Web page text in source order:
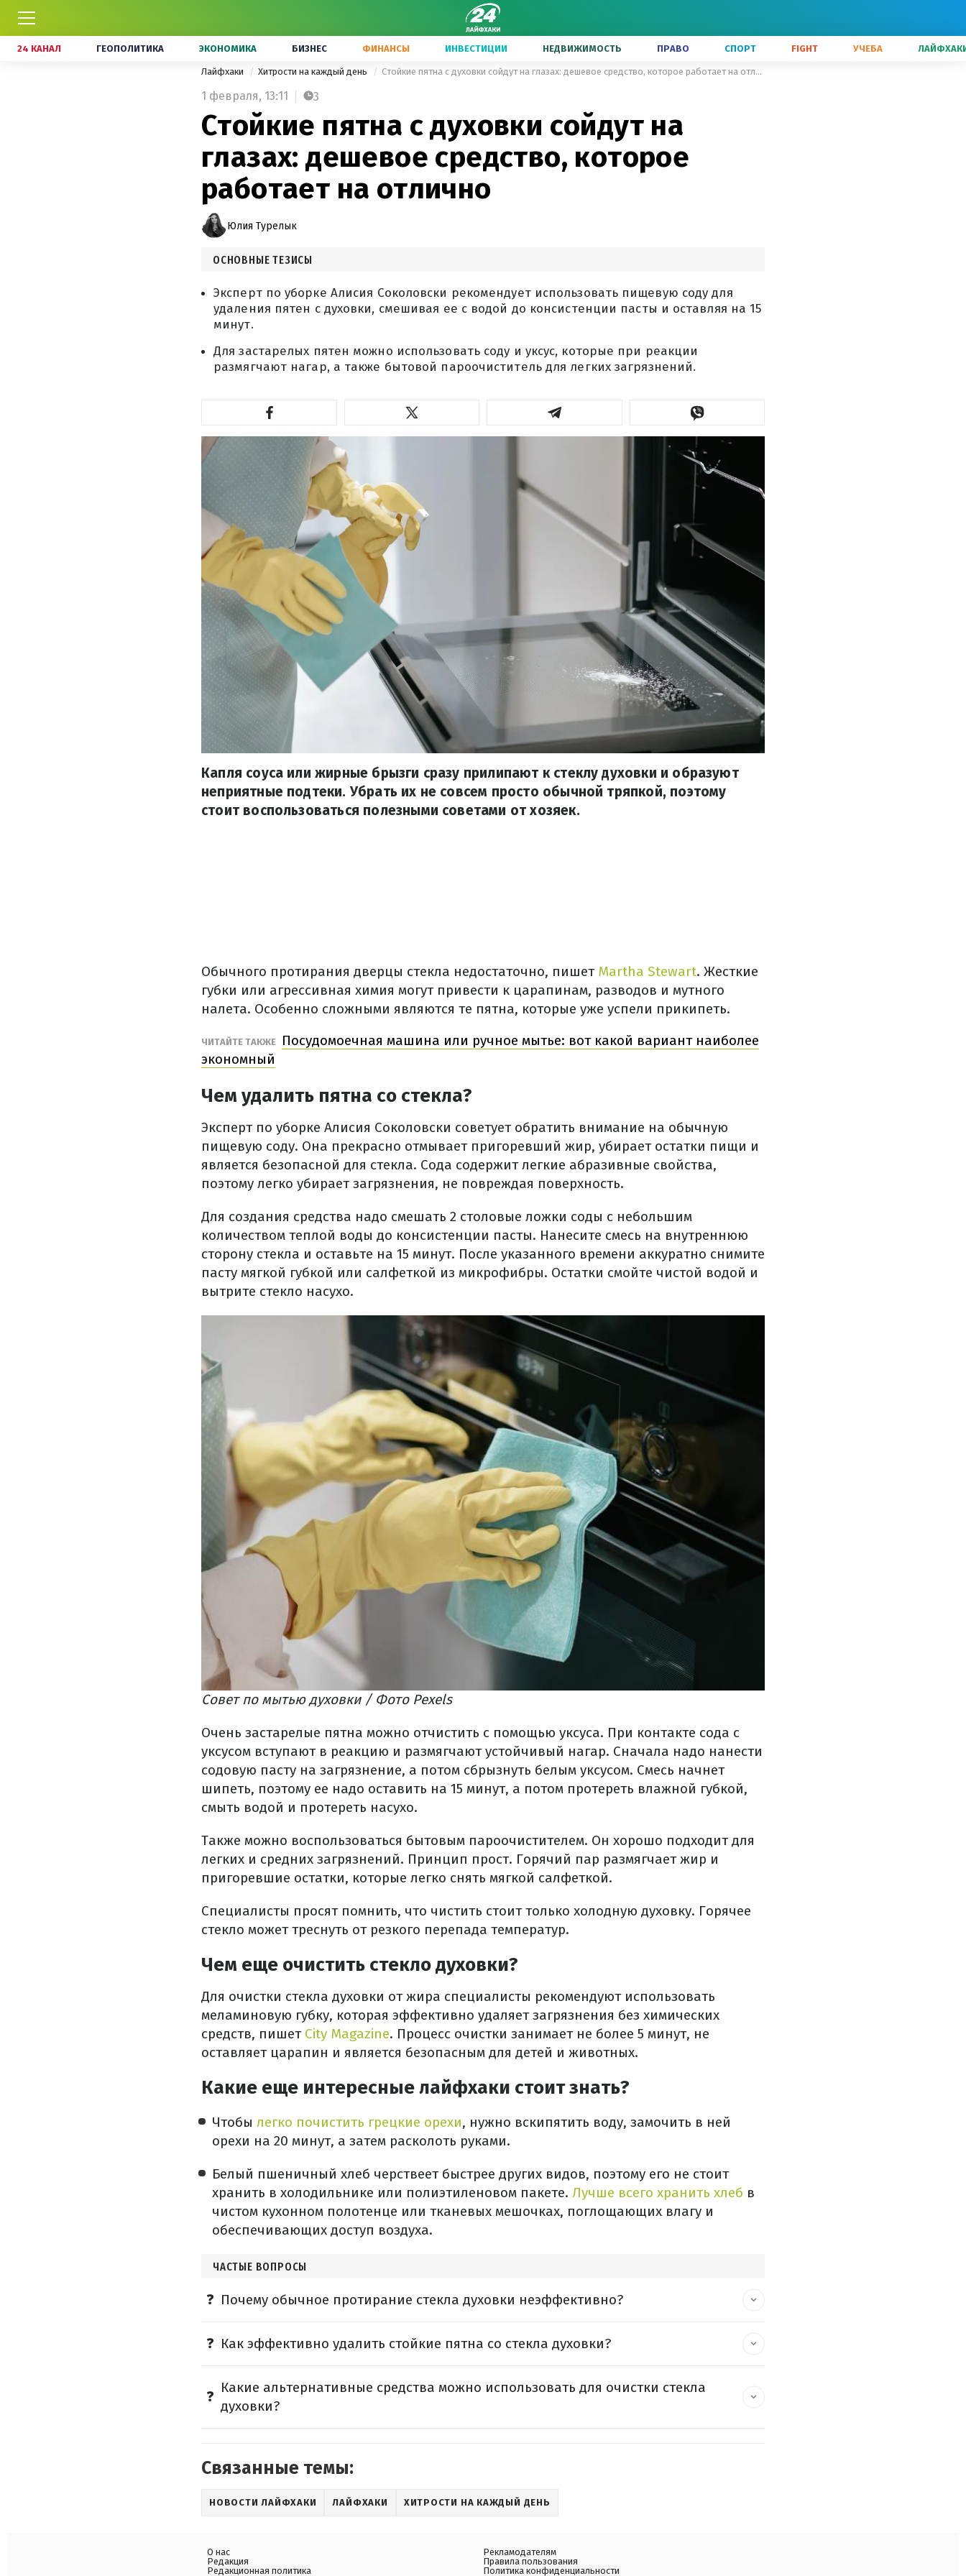
24 КАНАЛ ГЕОПОЛИТИКА ЭКОНОМИКА БИЗНЕС ФИНАНСЫ ИНВЕСТИЦИИ НЕДВИЖИМОСТЬ ПРАВО СПОРТ FIGHT УЧЕБА
Лайфхаки Хитрости на каждый день Стойкие пятна с духовки сойдут на глазах: дешевое средство, которое работает на отлично
1 февраля, 13:11 3
Стойкие пятна с духовки сойдут на
глазах: дешевое средство, которое
работает на отлично
Юлия Турелык
ОСНОВНЫЕ ТЕЗИСЫ
Эксперт по уборке Алисия Соколовски рекомендует использовать пищевую соду для
удаления пятен с духовки, смешивая ее с водой до консистенции пасты и оставляя на 15
минут.
Для застарелых пятен можно использовать соду и уксус, которые при реакции
размягчают нагар, а также бытовой пароочиститель для легких загрязнений.
Капля соуса или жирные брызги сразу прилипают к стеклу духовки и образуют
неприятные подтеки. Убрать их не совсем просто обычной тряпкой, поэтому
стоит воспользоваться полезными советами от хозяек.
Обычного протирания дверцы стекла недостаточно, пишет Martha Stewart. Жесткие
губки или агрессивная химия могут привести к царапинам, разводов и мутного
налета. Особенно сложными являются те пятна, которые уже успели прикипеть.
ЧИТАЙТЕ ТАКЖЕ
Посудомоечная машина или ручное мытье: вот какой вариант наиболее
экономный
Чем удалить пятна со стекла?
Эксперт по уборке Алисия Соколовски советует обратить внимание на обычную
пищевую соду. Она прекрасно отмывает пригоревший жир, убирает остатки пищи и
является безопасной для стекла. Сода содержит легкие абразивные свойства,
поэтому легко убирает загрязнения, не повреждая поверхность.
Для создания средства надо смешать 2 столовые ложки соды с небольшим
количеством теплой воды до консистенции пасты. Нанесите смесь на внутреннюю
сторону стекла и оставьте на 15 минут. После указанного времени аккуратно снимите
пасту мягкой губкой или салфеткой из микрофибры. Остатки смойте чистой водой и
вытрите стекло насухо.
Совет по мытью духовки / Фото Pexels
Очень застарелые пятна можно отчистить с помощью уксуса. При контакте сода с
уксусом вступают в реакцию и размягчают устойчивый нагар. Сначала надо нанести
содовую пасту на загрязнение, а потом сбрызнуть белым уксусом. Смесь начнет
шипеть, поэтому ее надо оставить на 15 минут, а потом протереть влажной губкой,
смыть водой и протереть насухо.
Также можно воспользоваться бытовым пароочистителем. Он хорошо подходит для
легких и средних загрязнений. Принцип прост. Горячий пар размягчает жир и
пригоревшие остатки, которые легко снять мягкой салфеткой.
Специалисты просят помнить, что чистить стоит только холодную духовку. Горячее
стекло может треснуть от резкого перепада температур.
Чем еще очистить стекло духовки?
Для очистки стекла духовки от жира специалисты рекомендуют использовать
меламиновую губку, которая эффективно удаляет загрязнения без химических
средств, пишет City Magazine. Процесс очистки занимает не более 5 минут, не
оставляет царапин и является безопасным для детей и животных.
Какие еще интересные лайфхаки стоит знать?
Чтобы легко почистить грецкие орехи, нужно вскипятить воду, замочить в ней
орехи на 20 минут, а затем расколоть руками.
Белый пшеничный хлеб черствеет быстрее других видов, поэтому его не стоит
хранить в холодильнике или полиэтиленовом пакете. Лучше всего хранить хлеб в
чистом кухонном полотенце или тканевых мешочках, поглощающих влагу и
обеспечивающих доступ воздуха.
ЧАСТЫЕ ВОПРОСЫ
Почему обычное протирание стекла духовки неэффективно?
Как эффективно удалить стойкие пятна со стекла духовки?
Какие альтернативные средства можно использовать для очистки стекла
духовки?
Связанные темы:
НОВОСТИ ЛАЙФХАКИ ЛАЙФХАКИ ХИТРОСТИ НА КАЖДЫЙ ДЕНЬ
О нас
Редакция
Редакционная политика
Рекламодателям
Правила пользования
Политика конфиденциальности